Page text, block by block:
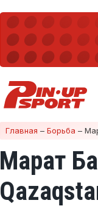
Главная – Борьба –
Марат